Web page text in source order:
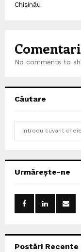
Chișinău
No comments to
Căutare
h
Urmărește-ne
Postări Recente